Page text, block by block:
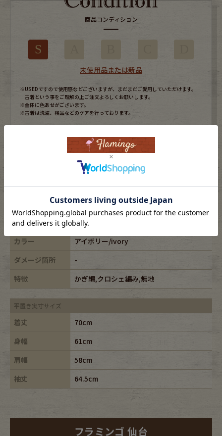
商品コンディション
S
未使用品または新品
※USEDですので使用感などございますが、まだまだご愛用していただけます。
古着という事をご理解の上ご注文よろしくお願いします。
※全体に色あせがございます。
※古着は洗濯、検品などのケアを行っております。
ブランド
FAFATT/ファファット
polyester100%
年代
-
カラー
アイボリー/ivory
ダメージ箇所
-
特徴
かぎ編,クロシェ編み,無地
平置き実寸サイズ
着丈
70cm
身幅
61cm
肩幅
58cm
袖丈
64.5cm
フラミンゴ 仙台